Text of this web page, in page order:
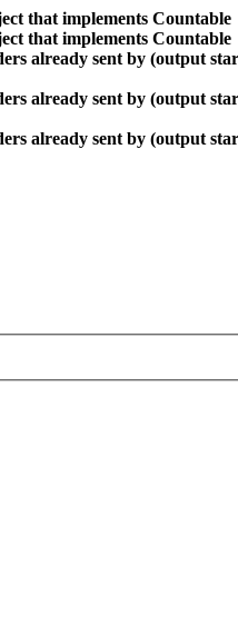
that implements Countable
that implements Countable
already sent by (output
already sent by (output
already sent by (output